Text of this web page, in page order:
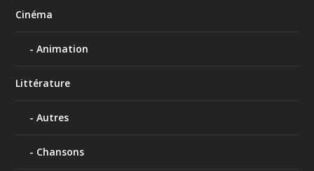
Cinéma
Animation
Littérature
Autres
Chansons